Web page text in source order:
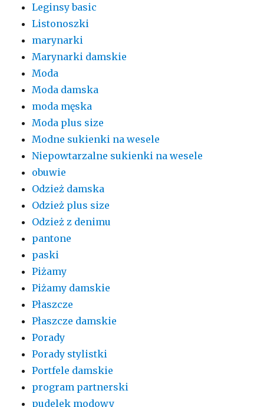
Leginsy basic
Listonoszki
marynarki
Marynarki damskie
Moda
Moda damska
moda męska
Moda plus size
Modne sukienki na wesele
Niepowtarzalne sukienki na wesele
obuwie
Odzież damska
Odzież plus size
Odzież z denimu
pantone
paski
Piżamy
Piżamy damskie
Płaszcze
Płaszcze damskie
Porady
Porady stylistki
Portfele damskie
program partnerski
pudelek modowy